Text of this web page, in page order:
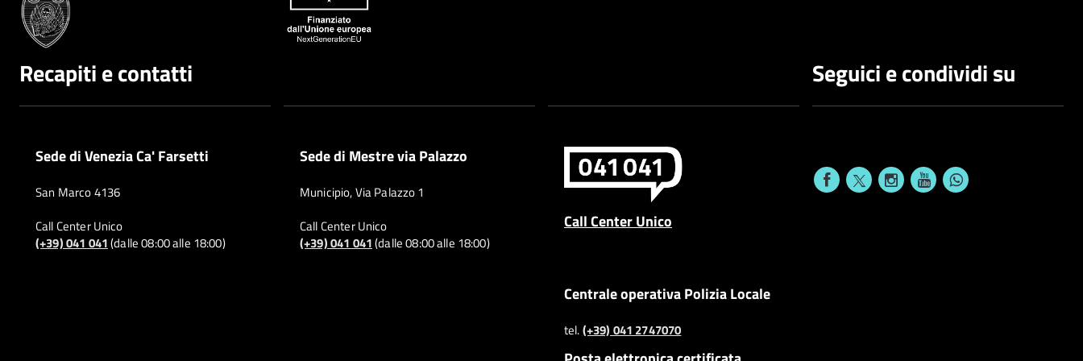
Recapiti e contatti
Sede di Venezia Ca' Farsetti
San Marco 4136
Call Center Unico
(+39) 041 041(dalle 08:00 alle 18:00)
Sede di Mestre via Palazzo
Municipio, Via Palazzo 1
Call Center Unico
(+39) 041 041(dalle 08:00 alle 18:00)
Call Center Unico
Centrale operativa Polizia Locale
tel.(+39) 041 2747070
Seguici e condividi su